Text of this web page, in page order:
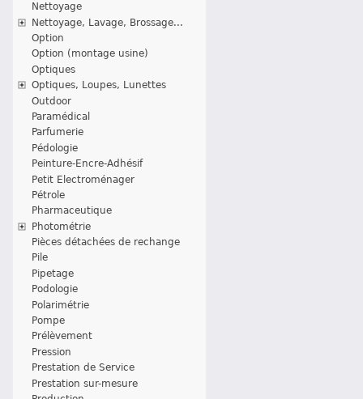
Nettoyage
Nettoyage, Lavage, Brossage...
Option
Option (montage usine)
Optiques
Optiques, Loupes, Lunettes
Outdoor
Paramédical
Parfumerie
Pédologie
Peinture-Encre-Adhésif
Petit Electroménager
Pétrole
Pharmaceutique
Photométrie
Pièces détachées de rechange
Pile
Pipetage
Podologie
Polarimétrie
Pompe
Prélèvement
Pression
Prestation de Service
Prestation sur-mesure